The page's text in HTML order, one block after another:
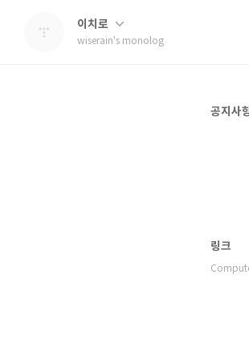
이치로
wiserain's monolog
공지사
링크